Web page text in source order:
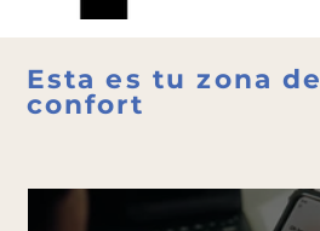
Esta es tu zona de
confort